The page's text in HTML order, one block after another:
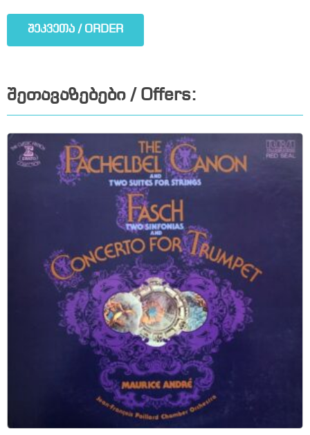
შეკვეთა / ORDER
შეთავაზებები / Offers: